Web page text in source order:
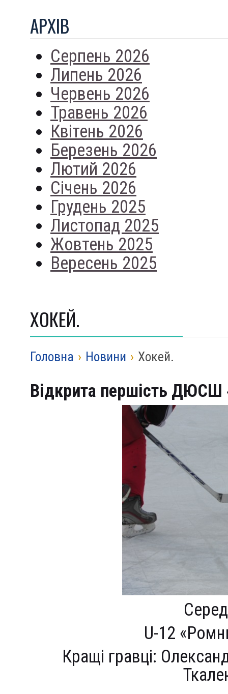
АРХIВ
Серпень 2026
Липень 2026
Червень 2026
Травень 2026
Квітень 2026
Березень 2026
Лютий 2026
Січень 2026
Грудень 2025
Листопад 2025
Жовтень 2025
Вересень 2025
ХОКЕЙ.
Головна › Новини › Хокей.
Відкрита першість ДЮСШ
U-12
Кращі гравці: